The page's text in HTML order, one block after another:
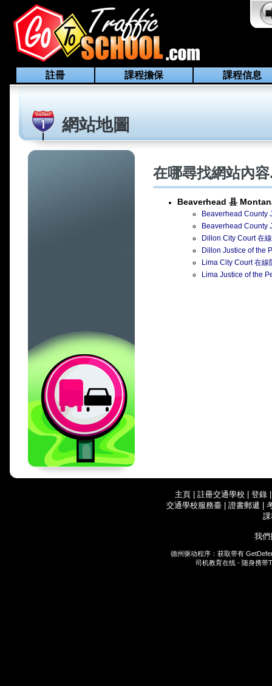
註冊 課程擔保 課程信息
網站地圖
在哪尋找網站內
Beaverhead 县
Beaverhead County
Beaverhead County
Dillon City Court 在
Dillon Justice of the
Lima City Court 在線
Lima Justice of the
主頁 註冊交通學校 登錄
交通學校服務臺
證書郵遞
我們
德州驱动程序：获取带有
司机教育在线 - 随身携带